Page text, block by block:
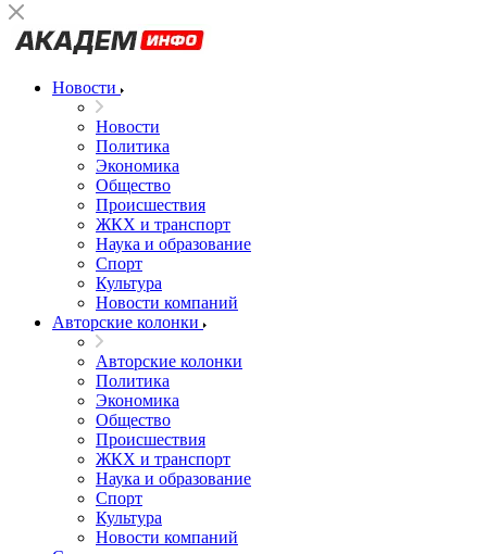
Новости
Новости
Политика
Экономика
Общество
Происшествия
ЖКХ и транспорт
Наука и образование
Спорт
Культура
Новости компаний
Авторские колонки
Авторские колонки
Политика
Экономика
Общество
Происшествия
ЖКХ и транспорт
Наука и образование
Спорт
Культура
Новости компаний